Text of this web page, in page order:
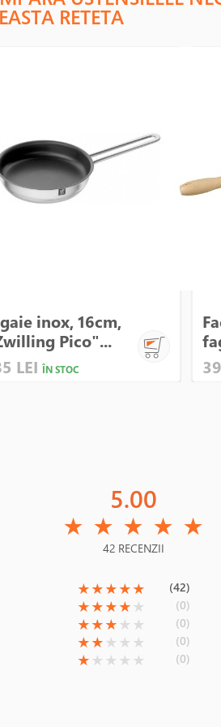
RETETA
inox, 16cm,
Pico"...
LEI ÎN STOC
5.00
★ ★ ★ ★ ★
42 RECENZII
(*)
★(*)
★(*)
★(*)
★(*)
★ (42)
(*)
★(*)
★(*)
★(*)
★ ( )
★ (0)
(*)
★(*)
★(*)
★ ( )
★ ( )
★ (0)
(*)
★(*)
★ ( )
★ ( )
★ ( )
★ (0)
(*)
★ ( )
★ ( )
★ ( )
★ ( )
★ (0)